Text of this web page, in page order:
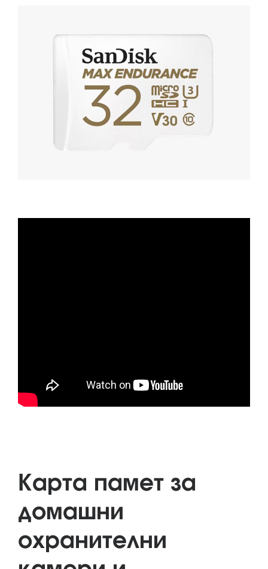
Карта памет за
домашни
охранителни